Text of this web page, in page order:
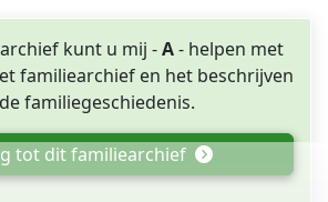
kunt u mij -A- helpen met
familiearchief en het beschrijven
familiegeschiedenis.
tot dit familiearchief